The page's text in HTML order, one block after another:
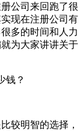
公司来回跑了很
现在注册公司有
多的时间和人力
为大家讲讲关于
较明智的选择，